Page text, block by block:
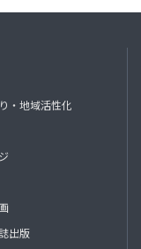
・地域活性化
出版